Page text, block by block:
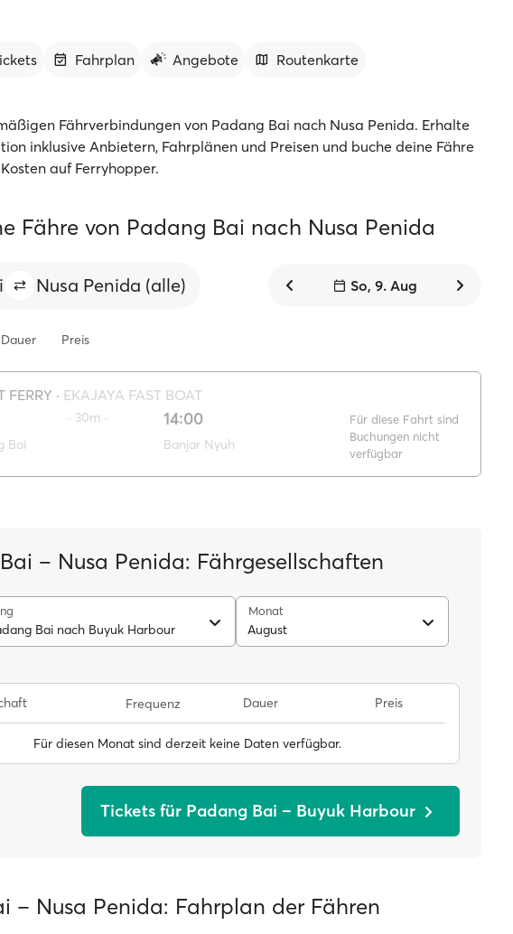
Fahrplan Angebote Routenkarte
Fährverbindungen von Padang Bai nach Nusa Penida. Erhalte
inklusive Anbietern, Fahrplänen und Preisen und buche deine Fähre
auf Ferryhopper.
Fähre von Padang Bai nach Nusa Penida
Nusa Penida (alle) So, 9. Aug
Dauer Preis
FERRY · EKAJAYA FAST BOAT
Bai
·· 30m ·· 14:00
Banjar Nyuh
Für diese Fahrt sind
Buchungen nicht
verfügbar
– Nusa Penida: Fährgesellschaften
Bai nach Buyuk Harbour
Monat
August
Frequenz Dauer Preis
Für diesen Monat sind derzeit keine Daten verfügbar.
Tickets für Padang Bai – Buyuk Harbour
– Nusa Penida: Fahrplan der Fähren